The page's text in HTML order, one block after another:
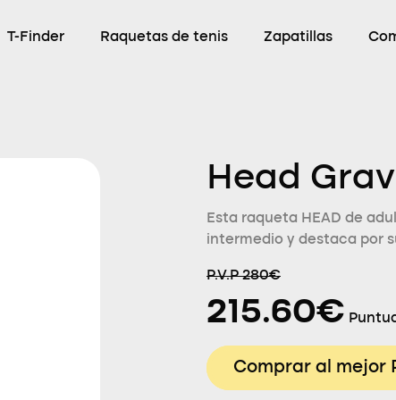
T-Finder Raquetas de tenis Zapatillas
Head
Esta raqueta HEAD de
intermedio y destaca por
P.V.P 280€
215.60€
Comprar al mejor